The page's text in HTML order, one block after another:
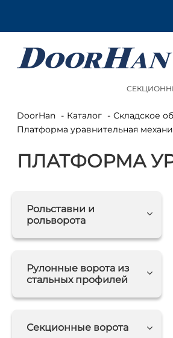
DoorHan Каталог Складское
Платформа уравнительная
ПЛАТФОРМА
Рольставни и
рольворота
Рулонные ворота из
стальных профилей
Секционные ворота